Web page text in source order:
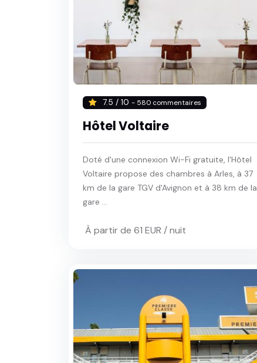
7.5 / 10 - 580 commentaires
Hôtel Voltaire
Doté d'une connexion Wi-Fi gratuite, l'Hôtel
Voltaire propose des chambres à Arles, à 37
km de la gare TGV d'Avignon et à 38 km de la
gare ...
À partir de 61 EUR / nuit